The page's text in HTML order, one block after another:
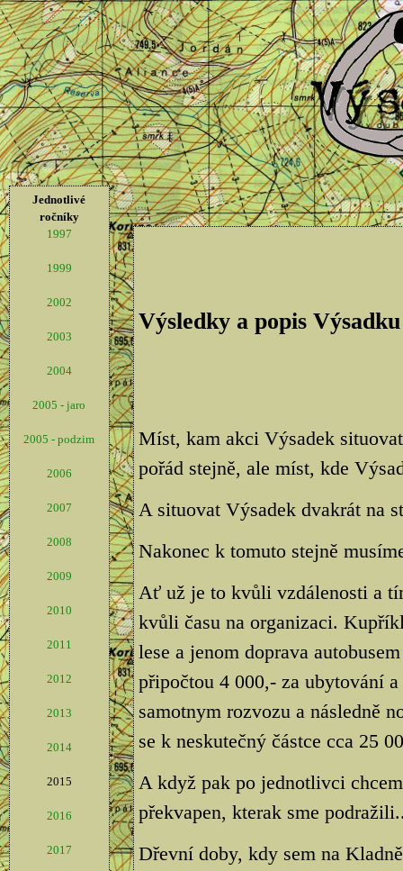
Jednotlivé
ročníky
1997
1999
2002
2003
2004
2005 - jaro
2005 - podzim
2006
2007
2008
2009
2010
2011
2012
2013
2014
2015
2016
2017
Výsledky a popis Výsadku
Míst, kam akci Výsadek
pořád stejně, ale míst, kde
A situovat Výsadek dvakrát na
Nakonec k tomuto stejně
Ať už je to kvůli vzdálenosti a
kvůli času na organizaci.
lese a jenom doprava
připočtou 4 000,- za ubytování
samotnym rozvozu a následně
se k neskutečný částce cca 25
A když pak po jednotlivci
překvapen, kterak sme
Dřevní doby, kdy sem na